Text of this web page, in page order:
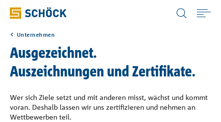
Anwendungen
Produkte
Luxembourg (LU) Deutsch
Unternehmen
Ausgezeichnet.
Auszeichnungen und Zertifikate.
Wer sich Ziele setzt und mit anderen misst, wächst und kommt
voran. Deshalb lassen wir uns zertifizieren und nehmen an
Wettbewerben teil.